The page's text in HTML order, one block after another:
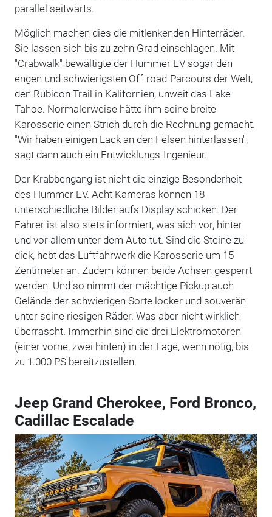
parallel seitwärts.
Möglich machen dies die mitlenkenden Hinterräder.
Sie lassen sich bis zu zehn Grad einschlagen. Mit
"Crabwalk" bewältigte der Hummer EV sogar den
engen und schwierigsten Off-road-Parcours der Welt,
den Rubicon Trail in Kalifornien, unweit das Lake
Tahoe. Normalerweise hätte ihm seine breite
Karosserie einen Strich durch die Rechnung gemacht.
"Wir haben einigen Lack an den Felsen hinterlassen",
sagt dann auch ein Entwicklungs-Ingenieur.
Der Krabbengang ist nicht die einzige Besonderheit
des Hummer EV. Acht Kameras können 18
unterschiedliche Bilder aufs Display schicken. Der
Fahrer ist also stets informiert, was sich vor, hinter
und vor allem unter dem Auto tut. Sind die Steine zu
dick, hebt das Luftfahrwerk die Karosserie um 15
Zentimeter an. Zudem können beide Achsen gesperrt
werden. Und so nimmt der mächtige Pickup auch
Gelände der schwierigen Sorte locker und souverän
unter seine riesigen Räder. Was aber nicht wirklich
überrascht. Immerhin sind die drei Elektromotoren
(einer vorne, zwei hinten) in der Lage, wenn nötig, bis
zu 1.000 PS bereitzustellen.
Jeep Grand Cherokee, Ford Bronco,
Cadillac Escalade